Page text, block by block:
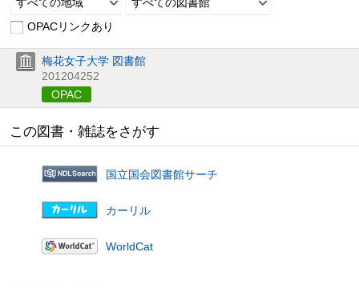
OPACリンクあり
梅花女子大学 図書館
201204252
OPAC
この図書・雑誌をさがす
国立国会図書館サーチ
カーリル
WorldCat